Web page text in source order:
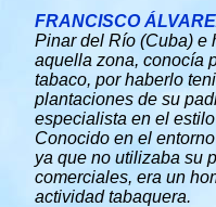
FRANCISCO
Pinar del Río (Cuba) e
aquella zona, conocía
tabaco, por haberlo
plantaciones de su
especialista en el
Conocido en el
ya que no utilizaba su
comerciales, era un
actividad tabaquera.